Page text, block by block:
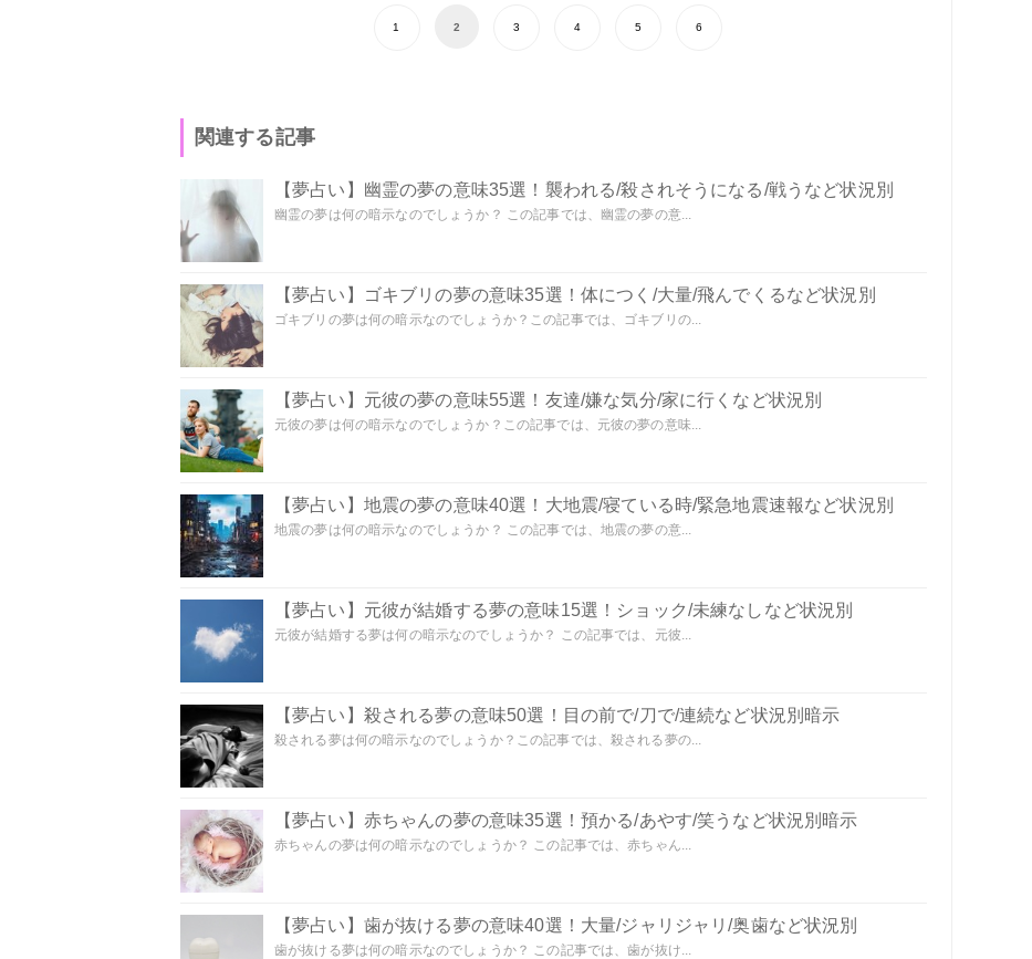
1 2 3 4 5 6
関連する記事
【夢占い】幽霊の夢の意味35選！襲われる/殺されそうになる/戦うなど状況別
幽霊の夢は何の暗示なのでしょうか？ この記事では、幽霊の夢の意...
【夢占い】ゴキブリの夢の意味35選！体につく/大量/飛んでくるなど状況別
ゴキブリの夢は何の暗示なのでしょうか？この記事では、ゴキブリの...
【夢占い】元彼の夢の意味55選！友達/嫌な気分/家に行くなど状況別
元彼の夢は何の暗示なのでしょうか？この記事では、元彼の夢の意味...
【夢占い】地震の夢の意味40選！大地震/寝ている時/緊急地震速報など状況別
地震の夢は何の暗示なのでしょうか？ この記事では、地震の夢の意...
【夢占い】元彼が結婚する夢の意味15選！ショック/未練なしなど状況別
元彼が結婚する夢は何の暗示なのでしょうか？ この記事では、元彼...
【夢占い】殺される夢の意味50選！目の前で/刀で/連続など状況別暗示
殺される夢は何の暗示なのでしょうか？この記事では、殺される夢の...
【夢占い】赤ちゃんの夢の意味35選！預かる/あやす/笑うなど状況別暗示
赤ちゃんの夢は何の暗示なのでしょうか？ この記事では、赤ちゃん...
【夢占い】歯が抜ける夢の意味40選！大量/ジャリジャリ/奥歯など状況別
歯が抜ける夢は何の暗示なのでしょうか？ この記事では、歯が抜け...